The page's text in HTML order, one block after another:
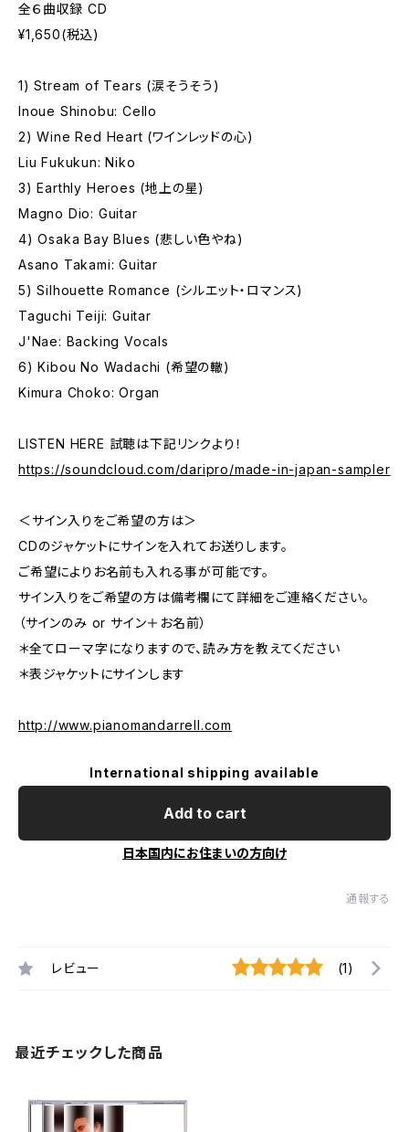
全６曲収録 CD
¥1,650(税込)
1) Stream of Tears (涙そうそう)
Inoue Shinobu: Cello
2) Wine Red Heart (ワインレッドの心)
Liu Fukukun: Niko
3) Earthly Heroes (地上の星)
Magno Dio: Guitar
4) Osaka Bay Blues (悲しい色やね)
Asano Takami: Guitar
5) Silhouette Romance (シルエット・ロマンス)
Taguchi Teiji: Guitar
J'Nae: Backing Vocals
6) Kibou No Wadachi (希望の轍)
Kimura Choko: Organ
LISTEN HERE 試聴は下記リンクより！
https://soundcloud.com/daripro/made-in-japan-sampler
＜サイン入りをご希望の方は＞
CDのジャケットにサインを入れてお送りします。
ご希望によりお名前も入れる事が可能です。
サイン入りをご希望の方は備考欄にて詳細をご連絡ください。
（サインのみ or サイン＋お名前）
＊全てローマ字になりますので、読み方を教えてください
＊表ジャケットにサインします
http://www.pianomandarrell.com
International shipping available
Add to cart
日本国内にお住まいの方向け
通報する
レビュー (1)
最近チェックした商品